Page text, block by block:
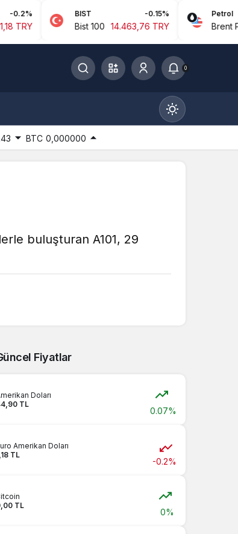
BIST
Bist 100 14.463,76 TRY
Petrol
Brent Petrol
0
BTC 0,000000
buluşturan A101, 29
Fiyatlar
Doları
TL
0.07%
Amerikan Doları
TL
-0.2%
TL
0%